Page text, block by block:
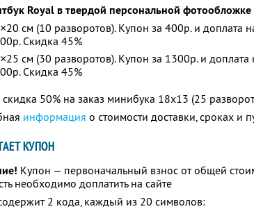
Royal в твердой персональной фотообложке
см (10 разворотов). Купон за 400р. и доплата
Скидка 45%
см (30 разворотов). Купон за 1300р. и доплата
Скидка 45%
скидка 50% на заказ минибука 18х13 (25
информация о стоимости доставки, сроках и
КУПОН
Купон — первоначальный взнос от общей
необходимо доплатить на сайте
2 кода, каждый из 20 символов: